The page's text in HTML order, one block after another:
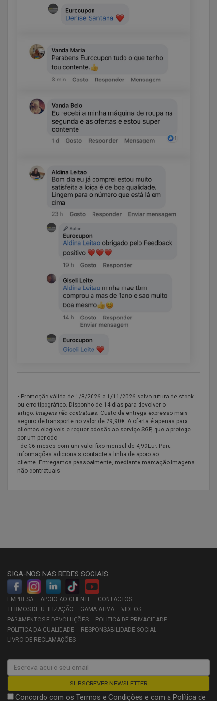
• Promoção válida de 1/8/2026 a 1/11/2026 salvo rutura de stock
ou erro tipográfico. Disponho de 14 dias para devolver o
artigo. Imagens não contratuais. Custo de entrega expresso mais
seguro de transporte no valor de 29,90€. A oferta é apenas para
clientes elegíveis e requer adesão ao serviço SGP, que a protege
por um periodo
de 36 meses com um valor fixo mensal de 4,99Eur. Para
informações adicionais contacte a linha de apoio ao
cliente. Entregamos pessoalmente, mediante marcação.Imagens
não contratuais
SIGA-NOS NAS REDES SOCIAIS
EMPRESA APOIO AO CLIENTE
CONTACTOS
TERMOS DE UTILIZAÇÃO
GAMA ATIVA
VIDEOS
PAGAMENTOS E DEVOLUÇÕES
POLITICA DE PRIVACIDADE
POLITICA DA QUALIDADE
RESPONSABILIDADE SOCIAL
LIVRO DE RECLAMAÇÕES
Concordo com os Termos e Condições e com a Política de